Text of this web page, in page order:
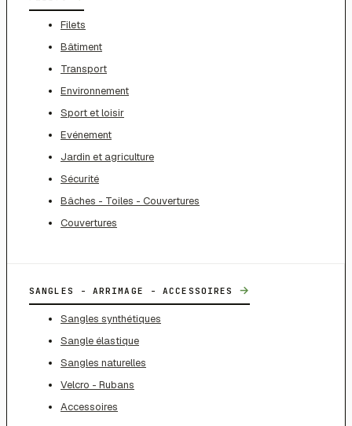
Filets
Bâtiment
Transport
Environnement
Sport et loisir
Evénement
Jardin et agriculture
Sécurité
Bâches - Toiles - Couvertures
Couvertures
SANGLES - ARRIMAGE - ACCESSOIRES →
Sangles synthétiques
Sangle élastique
Sangles naturelles
Velcro - Rubans
Accessoires